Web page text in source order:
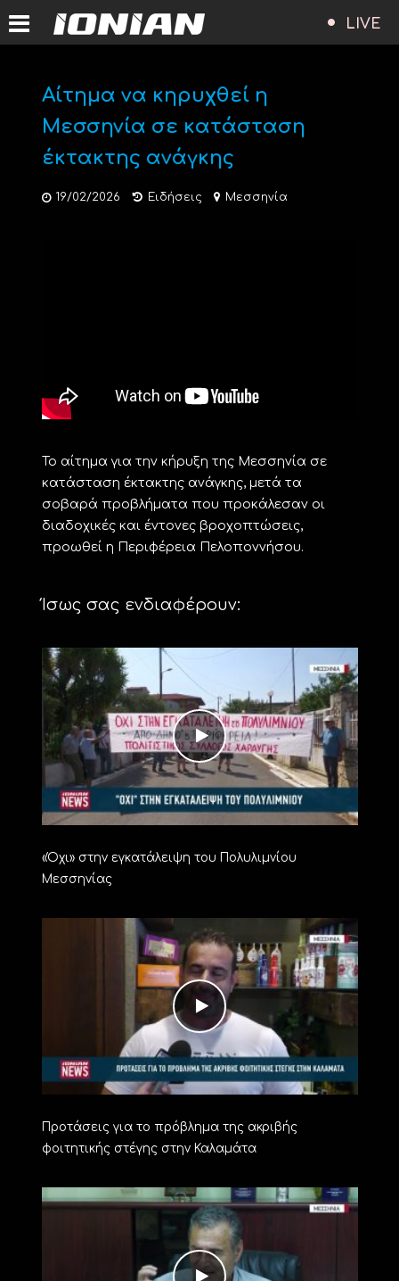
LIVE
Αίτημα να κηρυχθεί η
Μεσσηνία σε κατάσταση
έκτακτης ανάγκης
19/02/2026 Ειδήσεις Μεσσηνία
Το αίτημα για την κήρυξη της Μεσσηνία σε
κατάσταση έκτακτης ανάγκης, μετά τα
σοβαρά προβλήματα που προκάλεσαν οι
διαδοχικές και έντονες βροχοπτώσεις,
προωθεί η Περιφέρεια Πελοποννήσου.
Ίσως σας ενδιαφέρουν:
«Όχι» στην εγκατάλειψη του Πολυλιμνίου
Μεσσηνίας
Προτάσεις για το πρόβλημα της ακριβής
φοιτητικής στέγης στην Καλαμάτα